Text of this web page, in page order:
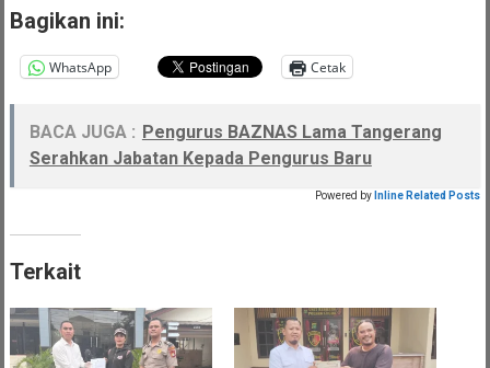
Bagikan ini:
WhatsApp Cetak
BACA JUGA : Pengurus BAZNAS Lama Tangerang
Serahkan Jabatan Kepada Pengurus Baru
Powered by Inline Related Posts
Terkait